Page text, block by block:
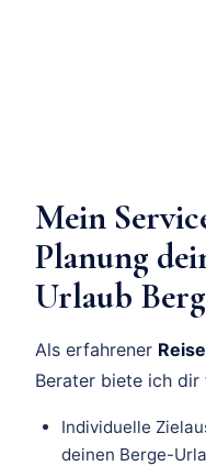
Mein
Planung
Urlaub
Als erfahrener
Berater biete ich
Individuelle
deinen Berge-